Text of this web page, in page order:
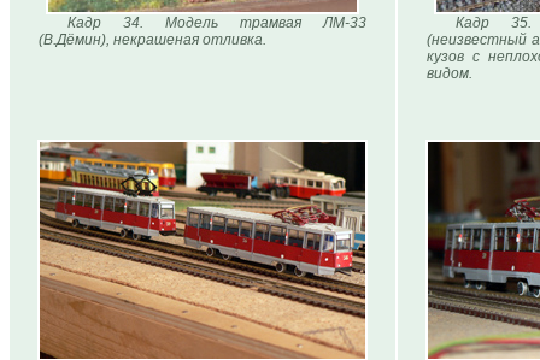
Кадр 34. Модель трамвая ЛМ-33
(В.Дёмин), некрашеная отливка.
Кадр 35.
(неизвестный
кузов с
видом.